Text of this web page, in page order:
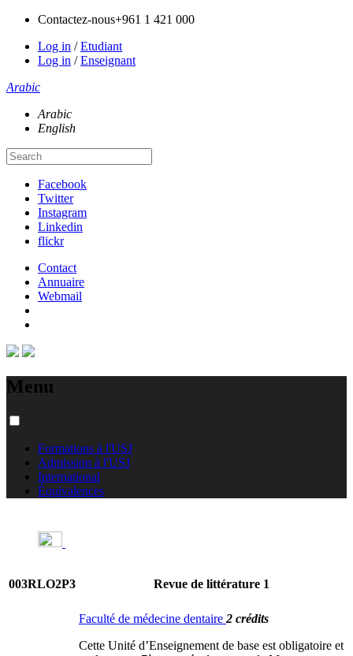
Contactez-nous+961 1 421 000
Log in /Etudiant
Log in /Enseignant
Arabic
Arabic
English
Facebook
Twitter
Instagram
Linkedin
flickr
Contact
Annuaire
Webmail
Menu
Formations à l'USJ
Admission à l'USJ
International
Équivalences
003RLO2P3 Revue de littérature 1
Faculté de médecine dentaire 2 crédits
Cette Unité d’Enseignement de base est obligatoire et